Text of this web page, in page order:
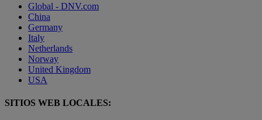
Global - DNV.com
China
Germany
Italy
Netherlands
Norway
United Kingdom
USA
SITIOS WEB LOCALES: